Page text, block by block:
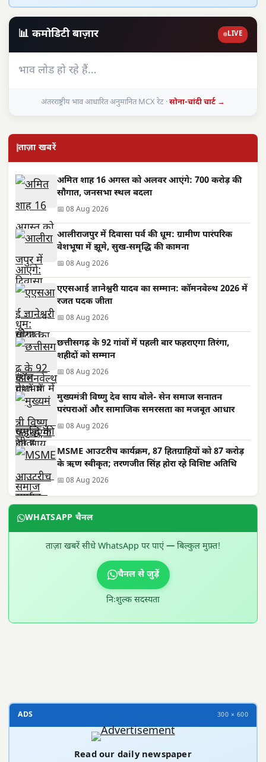
📊 कमोडिटी बाज़ार LIVE
भाव लोड हो रहे हैं…
अंतरराष्ट्रीय भाव आधारित अनुमानित MCX रेट ·सोना-चांदी चार्ट →
ताज़ा खबरें
अमित शाह 16 अगस्त को अलवर आएंगे: 700 करोड़ की
सौगात, जनसभा स्थल बदला
📅 08 Aug 2026
आलीराजपुर में दिवासा पर्व की धूम: ग्रामीण पारंपरिक
वेशभूषा में झूमे, सुख-समृद्धि की कामना
📅 08 Aug 2026
एएसआई ज्ञानेश्वरी यादव का सम्मान: कॉमनवेल्थ 2026 में
रजत पदक जीता
📅 08 Aug 2026
छत्तीसगढ़ के 92 गांवों में पहली बार फहराएगा तिरंगा,
शहीदों को सम्मान
📅 08 Aug 2026
मुख्यमंत्री विष्णु देव साय बोले- सेन समाज सनातन
परंपराओं और सामाजिक समरसता का मजबूत आधार
📅 08 Aug 2026
MSME आउटरीच कार्यक्रम, 87 हितग्राहियों को 87 करोड़
के ऋण स्वीकृत; तरणजीत सिंह होरा रहे विशिष्ट अतिथि
📅 08 Aug 2026
WHATSAPP चैनल
ताज़ा खबरें सीधे WhatsApp पर पाएं — बिल्कुल मुफ़्त!
चैनल से जुड़ें
निःशुल्क सदस्यता
ADS 300 × 600
Read our daily newspaper